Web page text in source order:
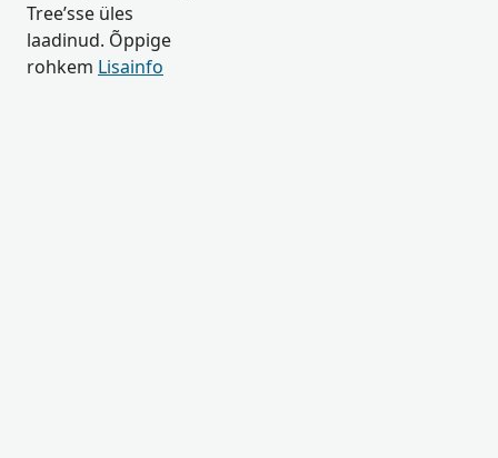
Tree’sse üles
laadinud. Õppige
rohkem Lisainfo